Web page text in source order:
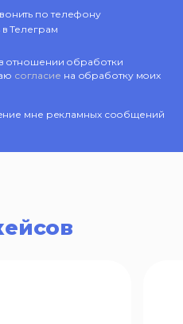
по телефону
в Телеграм
в отношении обработки
согласие на обработку моих
мне рекламных сообщений